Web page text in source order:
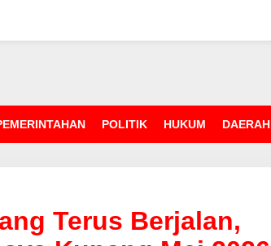
POLITIK HUKUM DAERAH
Terus Berjalan,